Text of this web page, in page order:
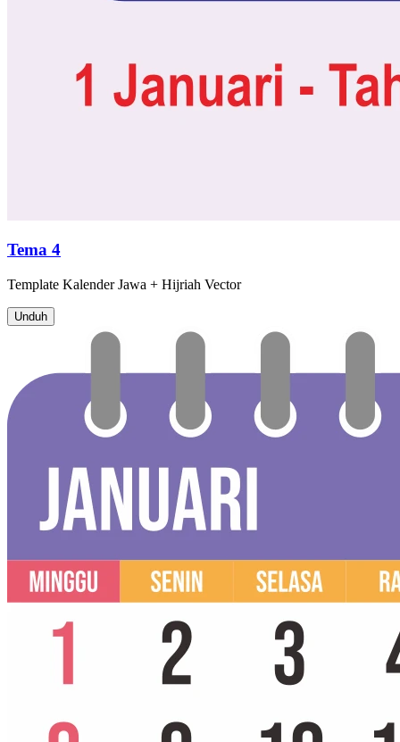
Tema 4
Template Kalender Jawa + Hijriah Vector
Unduh